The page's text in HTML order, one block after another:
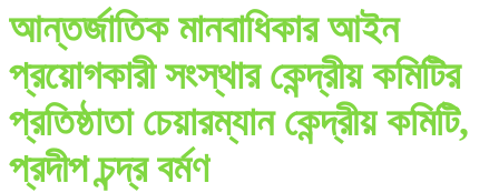
আন্তর্জাতিক মানবাধিকার আইন
প্রয়োগকারী সংস্থার কেন্দ্রীয় কমিটির
প্রতিষ্ঠাতা চেয়ারম্যান কেন্দ্রীয় কমিটি,
প্রদীপ চন্দ্র বর্মণ